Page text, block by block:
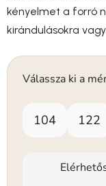
kényelmet a forró
kirándulásokra
Válassza ki a
104 122